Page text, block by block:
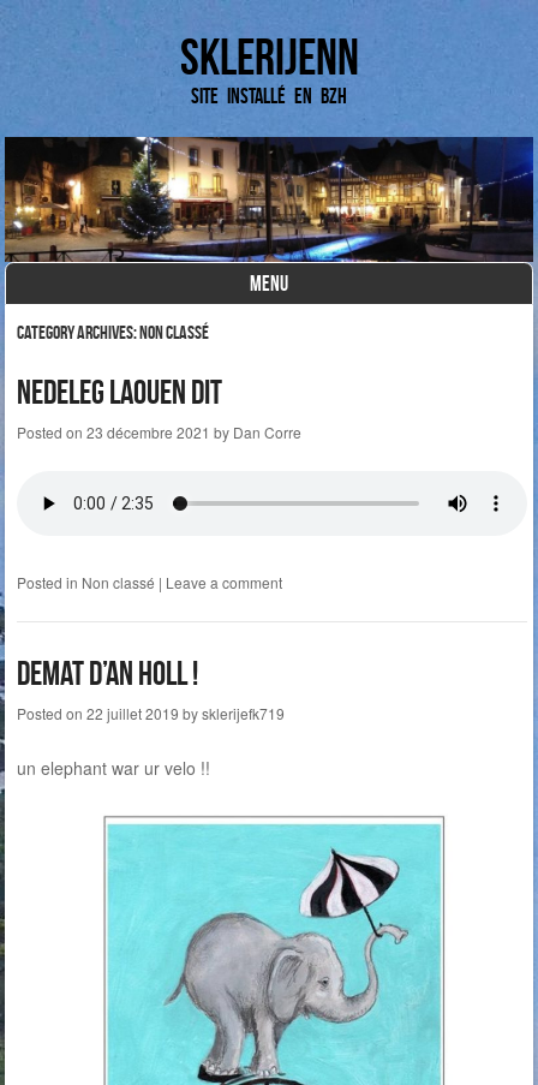
Sklerijenn
Site installé en BZH
MENU
Skip to content
Category Archives:Non classé
Nedeleg Laouen dit
Posted on 23 décembre 2021 by Dan Corre
Posted in Non classé | Leave a comment
Demat d’an holl !
Posted on 22 juillet 2019 bysklerijefk719
un elephant war ur velo !!